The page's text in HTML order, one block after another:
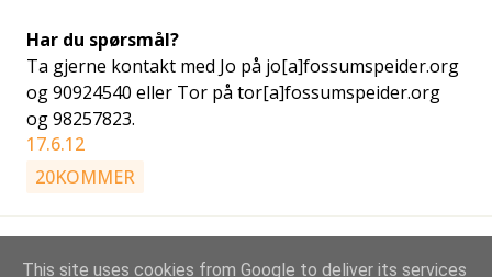
Har du spørsmål?
Ta gjerne kontakt med Jo på jo[a]fossumspeider.org
og 90924540 eller Tor på tor[a]fossumspeider.org
og 98257823.
17.6.12
20KOMMER
This site uses cookies from Google to deliver its services